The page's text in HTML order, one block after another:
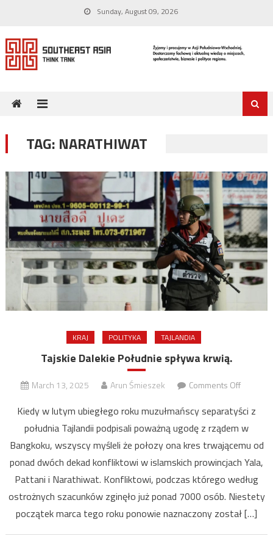
content
Sunday, August 09, 2026
TAG: NARATHIWAT
KRAJ POLITYKA TAJLANDIA
Tajskie Dalekie Południe spływa krwią.
March 13, 2025 Arun Śmieszek Comments Offon
Dalekie
Południe
spływa
krwią.
Kiedy w lutym ubiegłego roku muzułmańscy separatyści z
południa Tajlandii podpisali poważną ugodę z rządem w
Bangkoku, wszyscy myśleli że połozy ona kres trwającemu od
ponad dwóch dekad konfliktowi w islamskich prowincjach Yala,
Pattani i Narathiwat. Konfliktowi, podczas którego według
ostrożnych szacunków zginęło już ponad 7000 osób. Niestety
początek marca tego roku ponowie naznaczony został […]